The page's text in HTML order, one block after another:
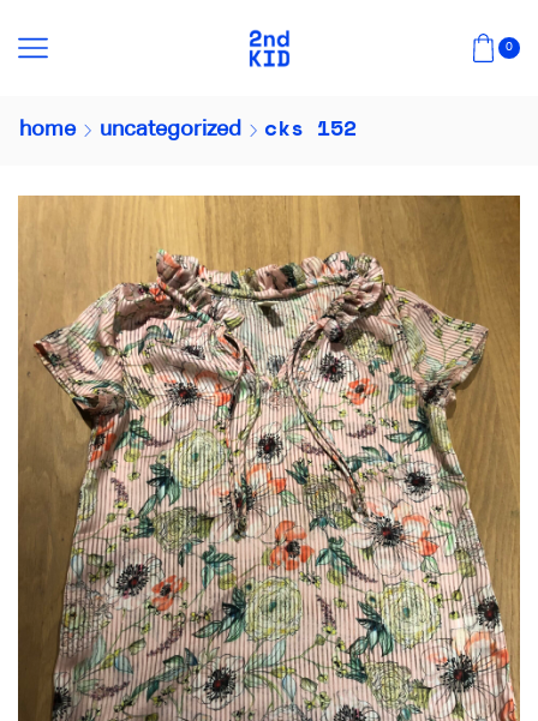
0
home uncategorized cks 152